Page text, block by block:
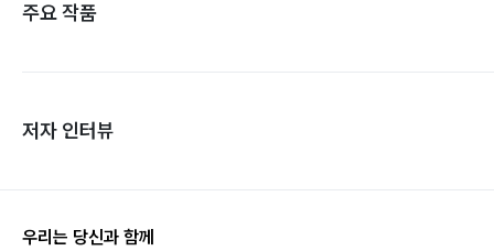
주요 작품
저자 인터뷰
우리는 당신과 함께